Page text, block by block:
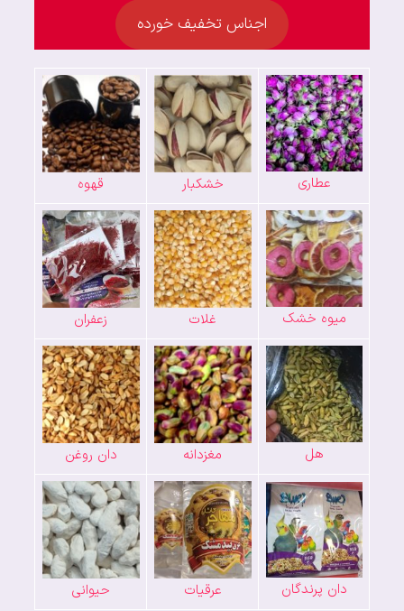
اجناس تخفیف خورده
عطاری خشکبار قهوه
میوه خشک غلات زعفران
هل مغزدانه دان روغن
دان پرندگان عرقیات حیوانی